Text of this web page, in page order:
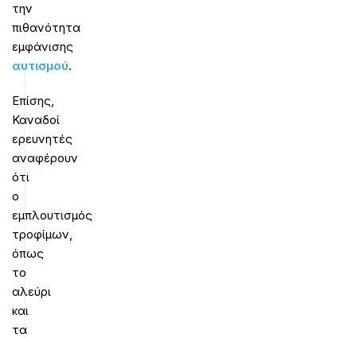
την
πιθανότητα
εμφάνισης
αυτισμού.
Επίσης,
Καναδοί
ερευνητές
αναφέρουν
ότι
ο
εμπλουτισμός
τροφίμων,
όπως
το
αλεύρι
και
τα